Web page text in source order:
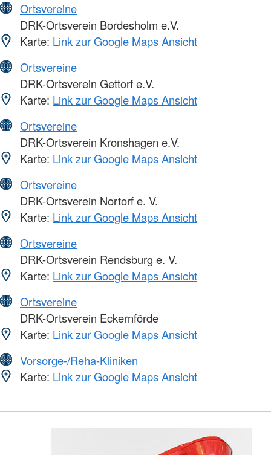
Ortsvereine
DRK-Ortsverein Bordesholm e.V.
Karte: Link zur Google Maps Ansicht
Ortsvereine
DRK-Ortsverein Gettorf e.V.
Karte: Link zur Google Maps Ansicht
Ortsvereine
DRK-Ortsverein Kronshagen e.V.
Karte: Link zur Google Maps Ansicht
Ortsvereine
DRK-Ortsverein Nortorf e. V.
Karte: Link zur Google Maps Ansicht
Ortsvereine
DRK-Ortsverein Rendsburg e. V.
Karte: Link zur Google Maps Ansicht
Ortsvereine
DRK-Ortsverein Eckernförde
Karte: Link zur Google Maps Ansicht
Vorsorge-/Reha-Kliniken
Karte: Link zur Google Maps Ansicht